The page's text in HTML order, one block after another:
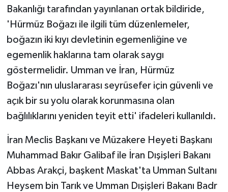
Bakanlığı tarafından yayınlanan ortak bildiride,
'Hürmüz Boğazı ile ilgili tüm düzenlemeler,
boğazın iki kıyı devletinin egemenliğine ve
egemenlik haklarına tam olarak saygı
göstermelidir. Umman ve İran, Hürmüz
Boğazı'nın uluslararası seyrüsefer için güvenli ve
açık bir su yolu olarak korunmasına olan
bağlılıklarını yeniden teyit etti' ifadeleri kullanıldı.
İran Meclis Başkanı ve Müzakere Heyeti Başkanı
Muhammad Bakır Galibaf ile İran Dışişleri Bakanı
Abbas Arakçi, başkent Maskat'ta Umman Sultanı
Heysem bin Tarık ve Umman Dışişleri Bakanı Badr